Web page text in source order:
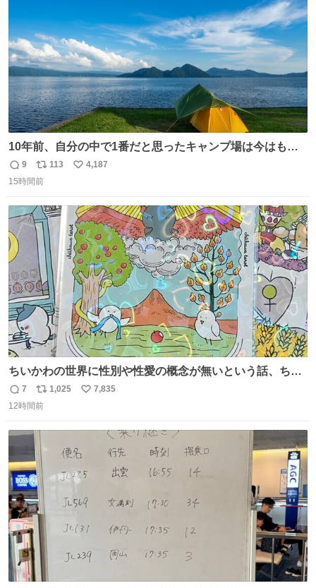
10年前、自分の中で1番だと思ったキャンプ場は今はもう
ない
返
信
9
リ
ポ
ト
数
113
い
数
4,187
15時間前
ちいかわの世界に性別や性愛の概念が無いという話、ちい
かわタロットでも恋人・女帝・女教皇あたりは性別を意識
させないように描かれてるんだよね。かなり徹底している
返
信
7
リ
ポ
ト
数
1,025
い
7,835
12時間前